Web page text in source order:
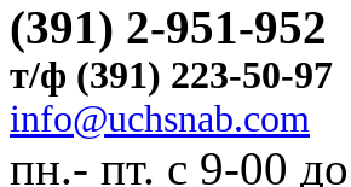
(391) 2-951-952
т/ф (391) 223-50-97
info@uchsnab.com
пн.- пт. с 9-00